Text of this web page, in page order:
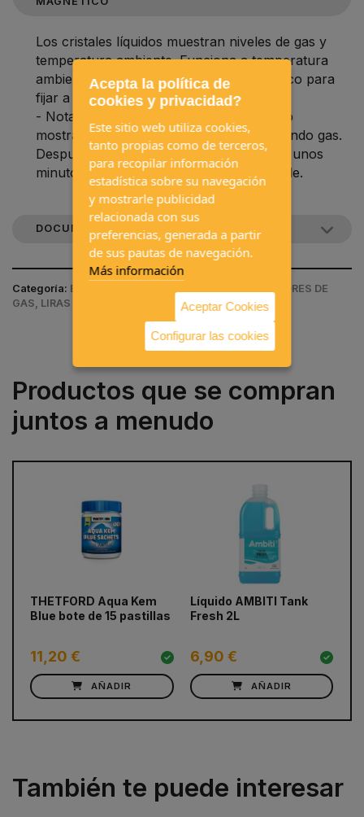
Los cristales líquidos muestran niveles de gas y
temperatura ambiente. Funciona a temperatura
ambiente 12°-30°C. Con soporte magnético para
fijar a la botella de gas.
- Nota: este indicador de nivel de gas solo
mostrará una lectura cuando se esté usando gas.
Después de encender un aparato, pasan unos
minutos hasta que el nivel se vuelve visible.
DOCUMENTACIÓN DEL PRODUCTO
Categoría: EQUIPAMIENTOS INTERIORES / REGULADORES DE
GAS, LIRAS Y ALARMAS DE GAS
Productos que se compran
juntos a menudo
THETFORD Aqua Kem
Blue bote de 15 pastillas
11,20 €
AÑADIR
Líquido AMBITI Tank
Fresh 2L
6,90 €
AÑADIR
También te puede interesar
Acepta la política de
cookies y privacidad?
Este sitio web utiliza cookies,
tanto propias como de terceros,
para recopilar información
estadística sobre su navegación
y mostrarle publicidad
relacionada con sus
preferencias, generada a partir
de sus pautas de navegación.
Más información
Aceptar Cookies
Configurar las cookies